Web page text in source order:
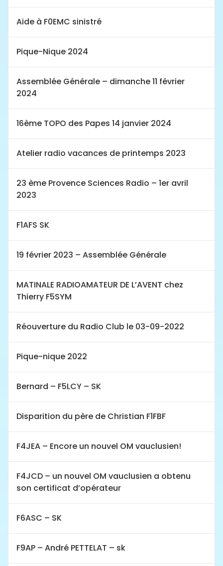
Aide à F0EMC sinistré
Pique-Nique 2024
Assemblée Générale – dimanche 11 février
2024
16ème TOPO des Papes 14 janvier 2024
Atelier radio vacances de printemps 2023
23 ème Provence Sciences Radio – 1er avril
2023
F1AFS SK
19 février 2023 – Assemblée Générale
MATINALE RADIOAMATEUR DE L’AVENT chez
Thierry F5SYM
Réouverture du Radio Club le 03-09-2022
Pique-nique 2022
Bernard – F5LCY – SK
Disparition du père de Christian F1FBF
F4JEA – Encore un nouvel OM vauclusien!
F4JCD – un nouvel OM vauclusien a obtenu
son certificat d’opérateur
F6ASC – SK
F9AP – André PETTELAT – sk